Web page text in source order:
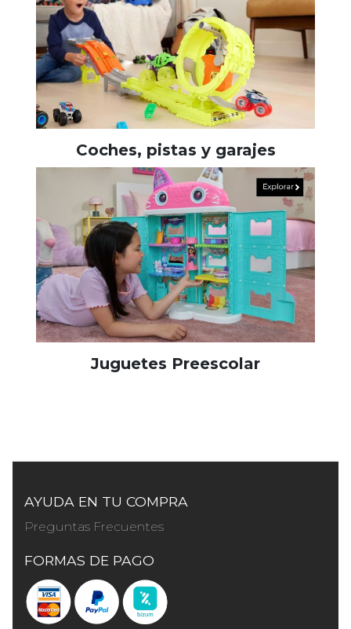
Coches, pistas y garajes
Juguetes Preescolar
AYUDA EN TU COMPRA
Preguntas Frecuentes
FORMAS DE PAGO